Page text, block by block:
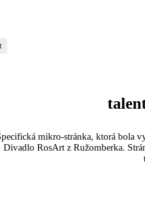
mikro-stránka, ktorá bola
Divadlo RosArt z Ružomberka.